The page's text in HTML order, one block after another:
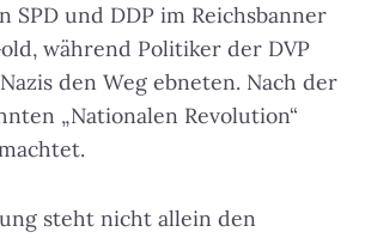
SPD und DDP im Reichsbanner
während Politiker der DVP
den Weg ebneten. Nach der
„Nationalen Revolution“
steht nicht allein den